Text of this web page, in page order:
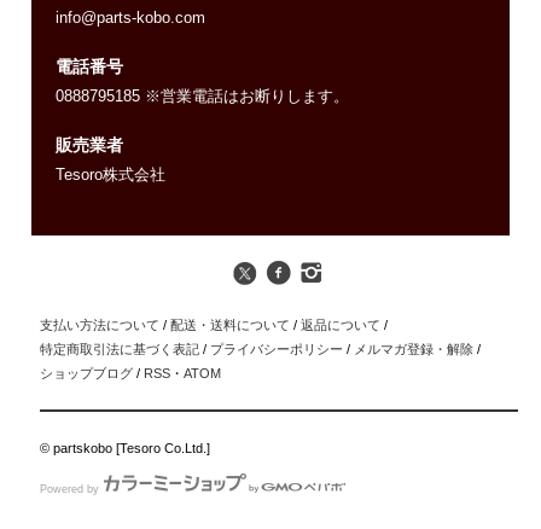
info@parts-kobo.com
電話番号
0888795185 ※営業電話はお断りします。
販売業者
Tesoro株式会社
支払い方法について / 配送・送料について / 返品について /
特定商取引法に基づく表記 / プライバシーポリシー / メルマガ登録・解除 /
ショップブログ / RSS ・ATOM
© partskobo [Tesoro Co.Ltd.]
Powered by